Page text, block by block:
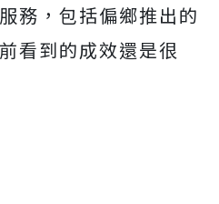
務，包括偏鄉推出的
看到的成效還是很